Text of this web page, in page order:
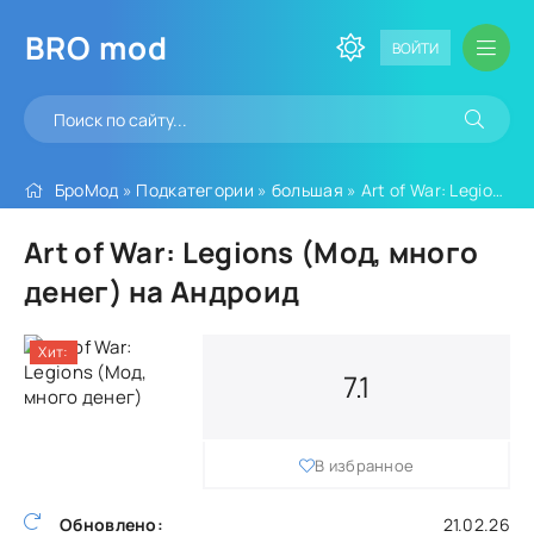
BRO mod ВОЙТИ
БроМод » Подкатегории » большая » Art of War: Legions (Мод, много денег)
Art of War: Legions (Мод, много
денег) на Андроид
Обновлено:
21.02.26
7.1
В избранное
Хит: